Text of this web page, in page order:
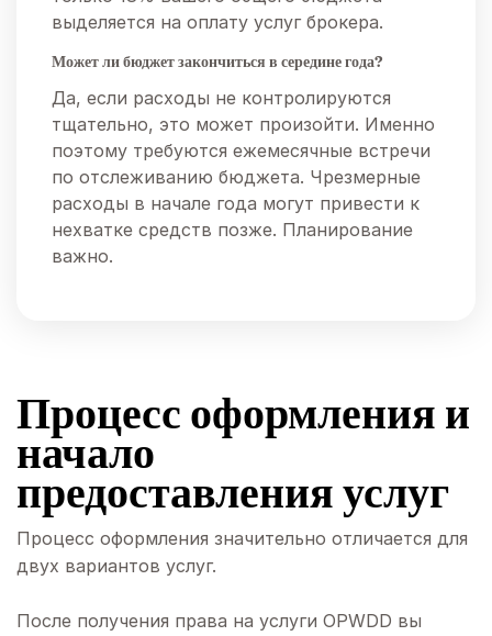
выделяется на оплату услуг брокера.
Может ли бюджет закончиться в середине года?
Да, если расходы не контролируются
тщательно, это может произойти. Именно
поэтому требуются ежемесячные встречи
по отслеживанию бюджета. Чрезмерные
расходы в начале года могут привести к
нехватке средств позже. Планирование
важно.
Процесс оформления и
начало
предоставления услуг
Процесс оформления значительно отличается для
двух вариантов услуг.
После получения права на услуги OPWDD вы